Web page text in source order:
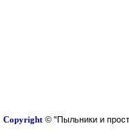
Copyright © "Пыльники и